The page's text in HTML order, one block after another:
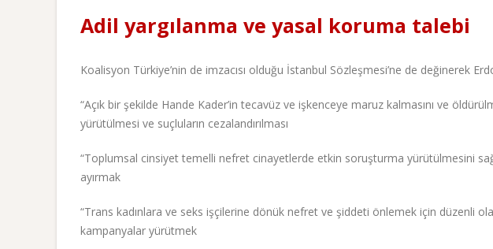
Adil yargılanma ve yasal koruma talebi
Koalisyon Türkiye’nin de imzacısı olduğu İstanbul Sözleşmesi’ne de değinerek
“Açık bir şekilde Hande Kader’in tecavüz ve işkenceye maruz kalmasını ve
yürütülmesi ve suçluların cezalandırılması
“Toplumsal cinsiyet temelli nefret cinayetlerde etkin soruşturma yürütülmesini
ayırmak
“Trans kadınlara ve seks işçilerine dönük nefret ve şiddeti önlemek için düzenli
kampanyalar yürütmek